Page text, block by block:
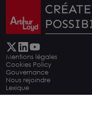
Mentions légales
Cookies Policy
Gouvernance
Nous rejoindre
Lexique